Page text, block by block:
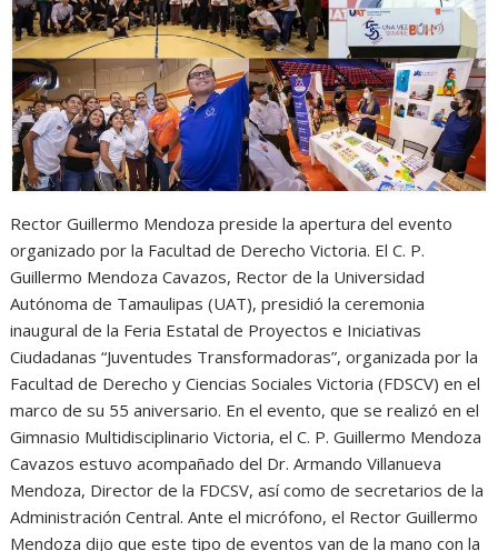
A
p
p
o
o
k
n
g
e
r
r
a
m
Rector Guillermo Mendoza preside la apertura del evento
organizado por la Facultad de Derecho Victoria. El C. P.
Guillermo Mendoza Cavazos, Rector de la Universidad
Autónoma de Tamaulipas (UAT), presidió la ceremonia
inaugural de la Feria Estatal de Proyectos e Iniciativas
Ciudadanas “Juventudes Transformadoras”, organizada por la
Facultad de Derecho y Ciencias Sociales Victoria (FDSCV) en el
marco de su 55 aniversario. En el evento, que se realizó en el
Gimnasio Multidisciplinario Victoria, el C. P. Guillermo Mendoza
Cavazos estuvo acompañado del Dr. Armando Villanueva
Mendoza, Director de la FDCSV, así como de secretarios de la
Administración Central. Ante el micrófono, el Rector Guillermo
Mendoza dijo que este tipo de eventos van de la mano con la